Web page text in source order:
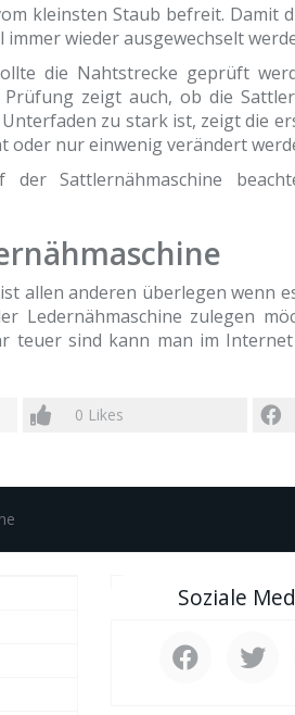
kleinsten Staub befreit. Damit
wieder ausgewechselt
die Nahtstrecke geprüft
zeigt auch, ob die
zu stark ist, zeigt die
oder nur einwenig verändert
der Sattlernähmaschine
allen anderen überlegen wenn
Ledernähmaschine zulegen
teuer sind kann man im
0 Likes
Soziale